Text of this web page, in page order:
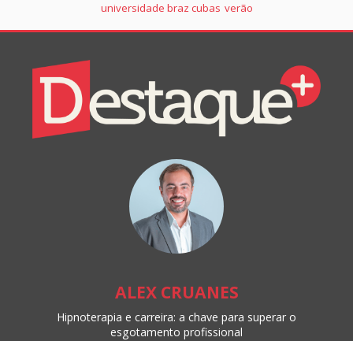
universidade braz cubas verão
Colunistas
Destaque+
Online
ALEX CRUANES
Hipnoterapia e carreira: a chave para superar o
esgotamento profissional